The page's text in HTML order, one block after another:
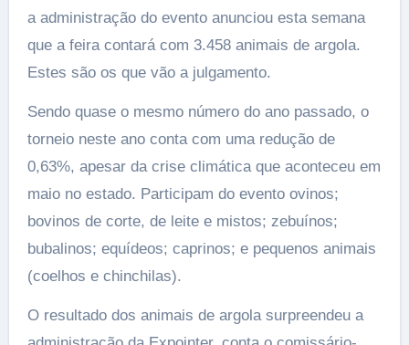
a administração do evento anunciou esta semana
que a feira contará com 3.458 animais de argola.
Estes são os que vão a julgamento.
Sendo quase o mesmo número do ano passado, o
torneio neste ano conta com uma redução de
0,63%, apesar da crise climática que aconteceu em
maio no estado. Participam do evento ovinos;
bovinos de corte, de leite e mistos; zebuínos;
bubalinos; equídeos; caprinos; e pequenos animais
(coelhos e chinchilas).
O resultado dos animais de argola surpreendeu a